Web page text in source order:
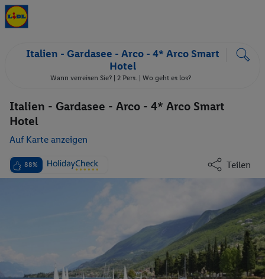
Italien - Gardasee - Arco - 4* Arco Smart
Hotel
Wann verreisen Sie? | 2 Pers. | Wo geht es los?
Italien - Gardasee - Arco - 4* Arco Smart
Hotel
Auf Karte anzeigen
88% Teilen